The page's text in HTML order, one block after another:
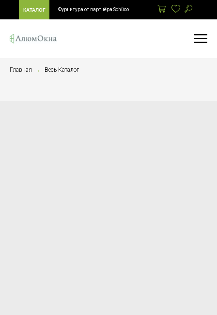
КАТАЛОГ Фурнитура от партнёра Schüco
Главная → Весь Каталог